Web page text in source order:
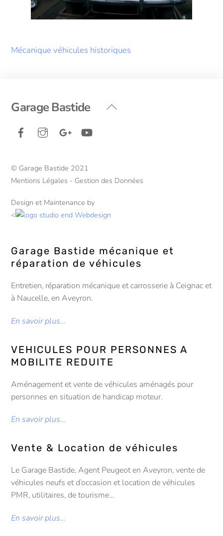
Mécanique véhicules historiques
Back
Garage Bastide
FacebookInstagramGoogle+
© Garage Bastide 2021
Mentions Légales - Gestion des Données
Design et Maintenance by
<
Garage Bastide mécanique et
réparation de véhicules
Entretien, réparation mécanique et carrosserie à Ceignac et
à Naucelle, en Aveyron.
En savoir plus…
VEHICULES POUR PERSONNES A
MOBILITE REDUITE
Aménagement et vente de véhicules aménagés pour
personnes en situation de handicap moteur.
En savoir plus…
Vente & Location de véhicules
Le Garage Bastide, Agent Peugeot en Aveyron, vente de
véhicules neufs et d’occasion et location de véhicules
PMR, utilitaires, de tourisme…
En savoir plus…